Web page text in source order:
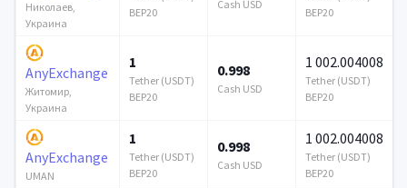
Николаев,
Украина
BEP20
Cash USD
BEP20
AnyExchange
Житомир,
Украина
1
Tether (USDT)
BEP20
0.998
Cash USD
1 002.004008
Tether (USDT)
BEP20
AnyExchange
UMAN
1
Tether (USDT)
BEP20
0.998
Cash USD
1 002.004008
Tether (USDT)
BEP20